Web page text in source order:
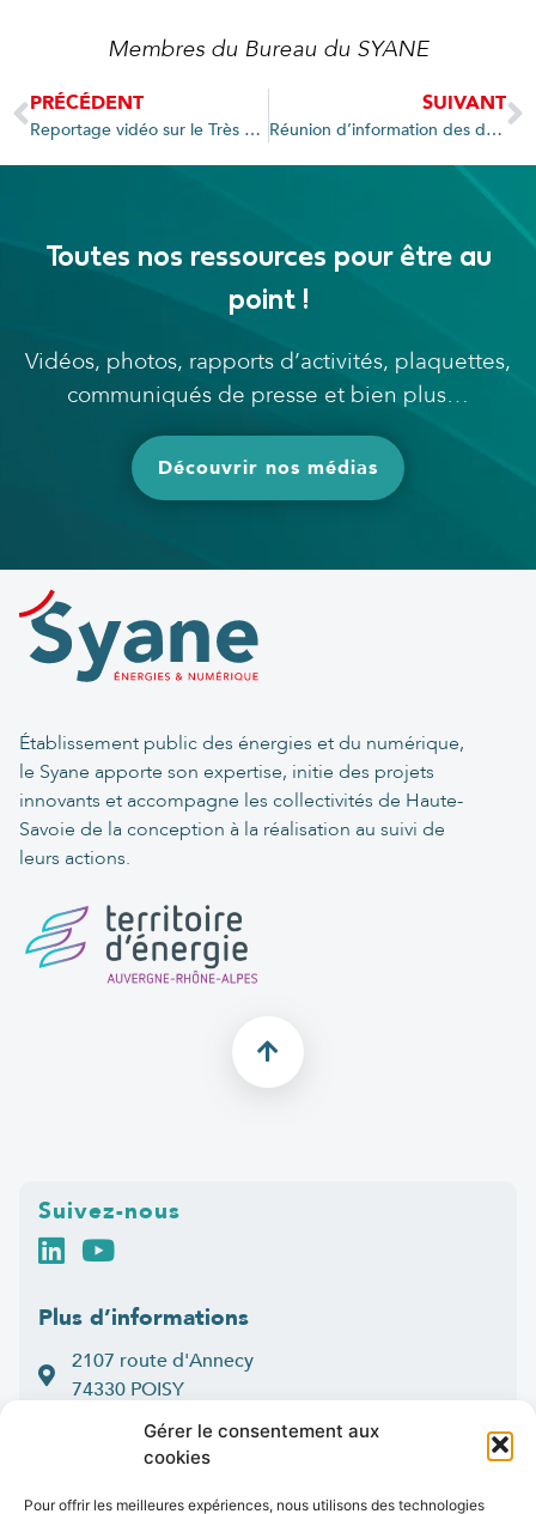
Gérer le consentement aux
cookies
Pour offrir les meilleures expériences, nous utilisons des technologies
Membres du Bureau du SYANE
PRÉCÉDENT
Reportage vidéo sur le Très Haut Débit en Haute-Savoie par la Caisse des Dépôts
SUIVANT
Réunion d’information des délégués du SYANE
Toutes nos ressources pour être au
point !
Vidéos, photos, rapports d’activités, plaquettes,
communiqués de presse et bien plus…
Découvrir nos médias
Établissement public des énergies et du numérique,
le Syane apporte son expertise, initie des projets
innovants et accompagne les collectivités de Haute-
Savoie de la conception à la réalisation au suivi de
leurs actions.
Suivez-nous
Plus d’informations
2107 route d'Annecy
74330 POISY
04 50 33 50 60
Lun > jeu : 9h-12h et 14h-16h30
Ven:9h-12h et 14h-16h